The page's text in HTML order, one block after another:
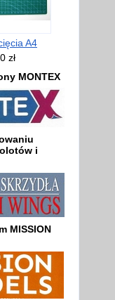
A4
zł
MONTEX
i
MISSION